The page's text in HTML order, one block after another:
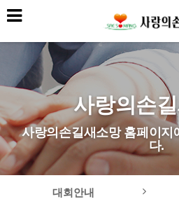
사랑의손
사랑의손길새소망 홈페이지
다.
대회안내